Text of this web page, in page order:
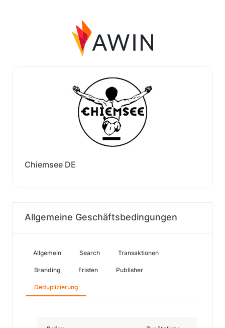
Chiemsee DE
Allgemeine Geschäftsbedingungen
Allgemein Search Transaktionen
Branding Fristen Publisher
Deduplizierung